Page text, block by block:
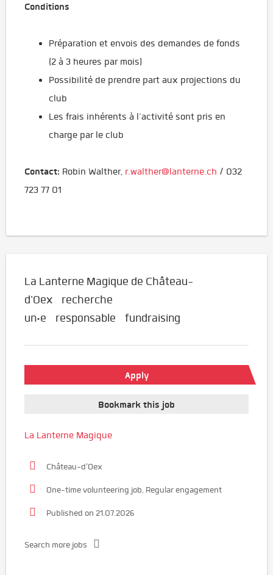
Conditions
Préparation et envois des demandes de fonds
(2 à 3 heures par mois)
Possibilité de prendre part aux projections du
club
Les frais inhérents à l’activité sont pris en
charge par le club
Contact: Robin Walther, r.walther@lanterne.ch / 032
723 77 01
La Lanterne Magique de Château-
d'Oex recherche
un·e responsable fundraising
Apply
Bookmark this job
La Lanterne Magique
Château-d'Oex
One-time volunteering job, Regular engagement
Published on 21.07.2026
Search more jobs